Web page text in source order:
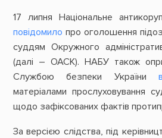
17 липня Національне
повідомило про оголошення
суддям Окружного
(далі – ОАСК). НАБУ також
Службою безпеки України
матеріалами прослуховування
щодо зафіксованих фактів
За версією слідства, під